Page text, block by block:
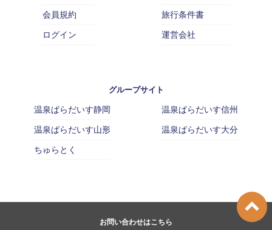
会員規約
ログイン
旅行条件書
運営会社
グループサイト
温泉ぱらだいす静岡
温泉ぱらだいす山形
ちゅらとく
温泉ぱらだいす信州
温泉ぱらだいす大分
お問い合わせはこちら